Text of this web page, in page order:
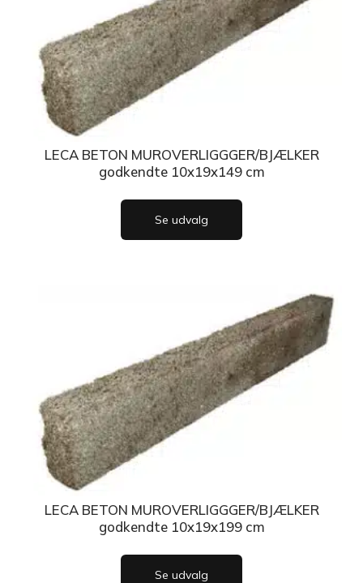
LECA BETON MUROVERLIGGGER/BJÆLKER
godkendte 10x19x149 cm
Se udvalg
LECA BETON MUROVERLIGGGER/BJÆLKER
godkendte 10x19x199 cm
Se udvalg